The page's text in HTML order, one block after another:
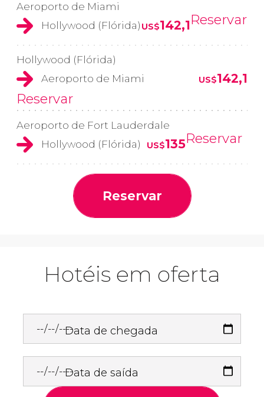
Aeroporto de Miami
Hollywood (Flórida) US$142,1Reservar
Hollywood (Flórida)
Aeroporto de Miami
US$142,1
Reservar
Aeroporto de Fort Lauderdale
Hollywood (Flórida)
US$135Reservar
Reservar
Hotéis em oferta
Data de chegada
Data de saída